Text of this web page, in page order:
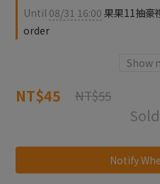
Until 08/31 16:00 果果11抽豪
order
Show
NT$45 NT$55
Notify